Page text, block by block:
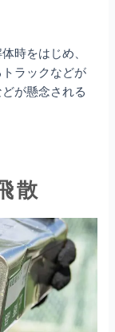
時をはじめ、
ラックなどが
が懸念される
散